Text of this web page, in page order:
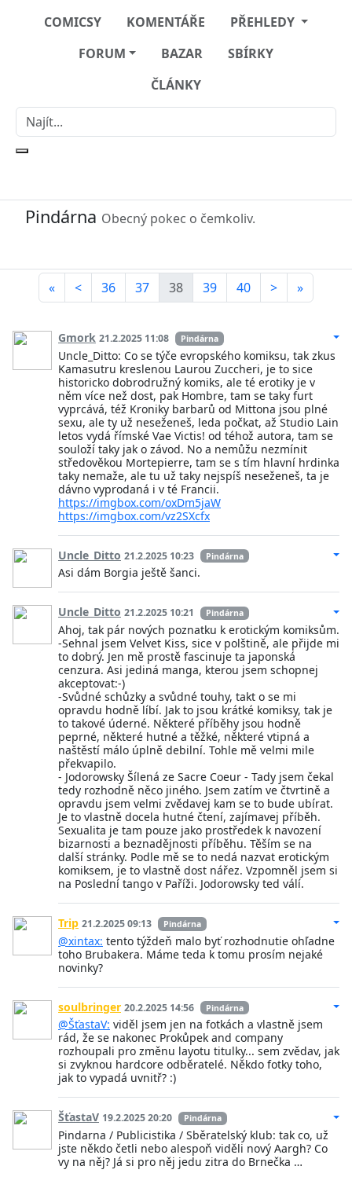
COMICSY KOMENTÁŘE
PŘEHLEDY
FORUM
BAZAR
SBÍRKY
ČLÁNKY
Pindárna Obecný pokec o čemkoliv.
« < 36 37 38 39 40 > »
Gmork 21.2.2025 11:08 Pindárna
Uncle_Ditto: Co se týče evropského komiksu, tak zkus
Kamasutru kreslenou Laurou Zuccheri, je to sice
historicko dobrodružný komiks, ale té erotiky je v
něm více než dost, pak Hombre, tam se taky furt
vyprcává, též Kroniky barbarů od Mittona jsou plné
sexu, ale ty už neseženeš, leda počkat, až Studio Lain
letos vydá římské Vae Victis! od téhož autora, tam se
souloží taky jak o závod. No a nemůžu nezmínit
středověkou Mortepierre, tam se s tím hlavní hrdinka
taky nemaže, ale tu už taky nejspíš neseženeš, ta je
dávno vyprodaná i v té Francii.
https://imgbox.com/oxDm5jaW
https://imgbox.com/vz2SXcfx
Uncle_Ditto 21.2.2025 10:23 Pindárna
Asi dám Borgia ještě šanci.
Uncle_Ditto 21.2.2025 10:21 Pindárna
Ahoj, tak pár nových poznatku k erotickým komiksům.
-Sehnal jsem Velvet Kiss, sice v polštině, ale přijde mi
to dobrý. Jen mě prostě fascinuje ta japonská
cenzura. Asi jediná manga, kterou jsem schopnej
akceptovat:-)
-Svůdné schůzky a svůdné touhy, takt o se mi
opravdu hodně líbí. Jak to jsou krátké komiksy, tak je
to takové úderné. Některé příběhy jsou hodně
peprné, některé hutné a těžké, některé vtipná a
naštěstí málo úplně debilní. Tohle mě velmi mile
překvapilo.
- Jodorowsky Šílená ze Sacre Coeur - Tady jsem čekal
tedy rozhodně něco jiného. Jsem zatím ve čtvrtině a
opravdu jsem velmi zvědavej kam se to bude ubírat.
Je to vlastně docela hutné čtení, zajímavej příběh.
Sexualita je tam pouze jako prostředek k navození
bizarnosti a beznadějnosti příběhu. Těším se na
další stránky. Podle mě se to nedá nazvat erotickým
komiksem, je to vlastně dost nářez. Vzpomněl jsem si
na Poslední tango v Paříži. Jodorowsky ted válí.
Trip 21.2.2025 09:13 Pindárna
@xintax: tento týždeň malo byť rozhodnutie ohľadne
toho Brubakera. Máme teda k tomu prosím nejaké
novinky?
soulbringer 20.2.2025 14:56 Pindárna
@ŠťastaV: viděl jsem jen na fotkách a vlastně jsem
rád, že se nakonec Prokůpek and company
rozhoupali pro změnu layotu titulky... sem zvědav, jak
si zvyknou hardcore odběratelé. Někdo fotky toho,
jak to vypadá uvnitř? :)
ŠťastaV 19.2.2025 20:20 Pindárna
Pindarna / Publicistika / Sběratelský klub: tak co, už
jste někdo četli nebo alespoň viděli nový Aargh? Co
vy na něj? Já si pro něj jedu zitra do Brnečka …